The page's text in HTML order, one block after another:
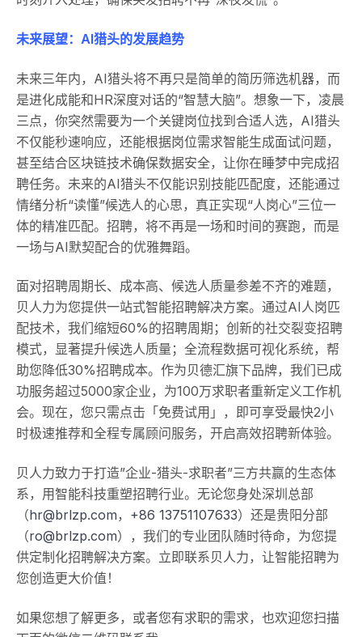
未来展望：AI猎头的发展趋势
未来三年内，AI猎头将不再只是简单的简历筛选机器，而
是进化成能和HR深度对话的“智慧大脑”。想象一下，凌晨
三点，你突然需要为一个关键岗位找到合适人选，AI猎头
不仅能秒速响应，还能根据岗位需求智能生成面试问题，
甚至结合区块链技术确保数据安全，让你在睡梦中完成招
聘任务。未来的AI猎头不仅能识别技能匹配度，还能通过
情绪分析“读懂”候选人的心思，真正实现“人岗心”三位一
体的精准匹配。招聘，将不再是一场和时间的赛跑，而是
一场与AI默契配合的优雅舞蹈。
面对招聘周期长、成本高、候选人质量参差不齐的难题，
贝人力为您提供一站式智能招聘解决方案。通过AI人岗匹
配技术，我们缩短60%的招聘周期；创新的社交裂变招聘
模式，显著提升候选人质量；全流程数据可视化系统，帮
助您降低30%招聘成本。作为贝德汇旗下品牌，我们已成
功服务超过5000家企业，为100万求职者重新定义工作机
会。现在，您只需点击「免费试用」，即可享受最快2小
时极速推荐和全程专属顾问服务，开启高效招聘新体验。
贝人力致力于打造”企业-猎头-求职者”三方共赢的生态体
系，用智能科技重塑招聘行业。无论您身处深圳总部
（hr@brlzp.com， +86 13751107633）还是贵阳分部
（ro@brlzp.com），我们的专业团队随时待命，为您提
供定制化招聘解决方案。立即联系贝人力，让智能招聘为
您创造更大价值！
如果您想了解更多，或者您有求职的需求，也欢迎您扫描